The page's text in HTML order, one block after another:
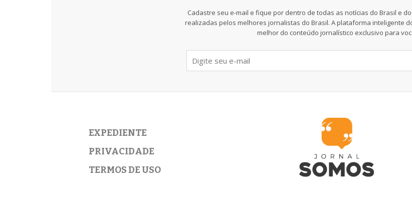
Cadastre seu e-mail e fique por dentro de todas as notícias do Brasil e
realizadas pelos melhores jornalistas do Brasil. A plataforma inteligente
melhor do conteúdo jornalístico exclusivo para
EXPEDIENTE
PRIVACIDADE
TERMOS DE USO